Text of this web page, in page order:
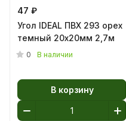
47 ₽
Угол IDEAL ПВХ 293 орех
темный 20х20мм 2,7м
0 В наличии
В корзину